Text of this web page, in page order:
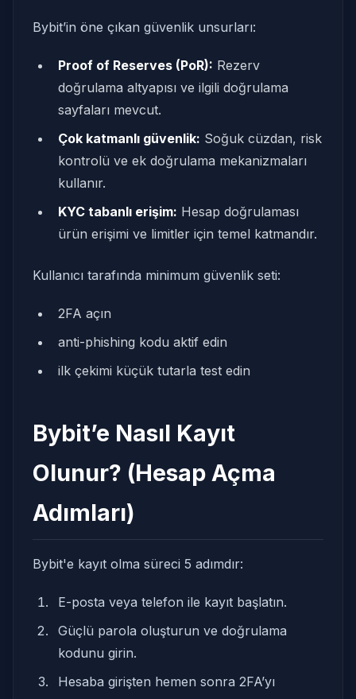
Bybit’in öne çıkan güvenlik unsurları:
Proof of Reserves (PoR): Rezerv
doğrulama altyapısı ve ilgili doğrulama
sayfaları mevcut.
Çok katmanlı güvenlik: Soğuk cüzdan, risk
kontrolü ve ek doğrulama mekanizmaları
kullanır.
KYC tabanlı erişim: Hesap doğrulaması
ürün erişimi ve limitler için temel katmandır.
Kullanıcı tarafında minimum güvenlik seti:
2FA açın
anti-phishing kodu aktif edin
ilk çekimi küçük tutarla test edin
Bybit’e Nasıl Kayıt
Olunur? (Hesap Açma
Adımları)
Bybit'e kayıt olma süreci 5 adımdır:
E-posta veya telefon ile kayıt başlatın.
Güçlü parola oluşturun ve doğrulama
kodunu girin.
Hesaba girişten hemen sonra 2FA’yı